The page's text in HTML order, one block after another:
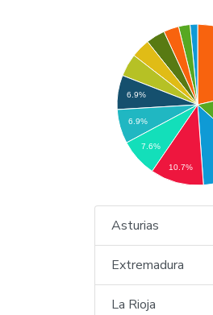
6.9%
6.9%
7.6%
10.7%
Asturias
Extremadura
La Rioja